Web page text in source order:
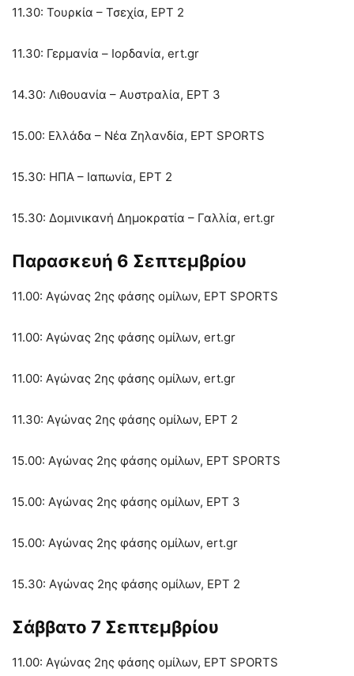
11.30: Τουρκία – Τσεχία, ΕΡΤ 2
11.30: Γερμανία – Ιορδανία, ert.gr
14.30: Λιθουανία – Αυστραλία, ΕΡΤ 3
15.00: Ελλάδα – Νέα Ζηλανδία, ΕΡΤ SPORTS
15.30: ΗΠΑ – Ιαπωνία, ΕΡΤ 2
15.30: Δομινικανή Δημοκρατία – Γαλλία, ert.gr
Παρασκευή 6 Σεπτεμβρίου
11.00: Αγώνας 2ης φάσης ομίλων, ΕΡΤ SPORTS
11.00: Αγώνας 2ης φάσης ομίλων, ert.gr
11.00: Αγώνας 2ης φάσης ομίλων, ert.gr
11.30: Αγώνας 2ης φάσης ομίλων, ΕΡΤ 2
15.00: Αγώνας 2ης φάσης ομίλων, ΕΡΤ SPORTS
15.00: Αγώνας 2ης φάσης ομίλων, ΕΡΤ 3
15.00: Αγώνας 2ης φάσης ομίλων, ert.gr
15.30: Αγώνας 2ης φάσης ομίλων, ΕΡΤ 2
Σάββατο 7 Σεπτεμβρίου
11.00: Αγώνας 2ης φάσης ομίλων, ΕΡΤ SPORTS